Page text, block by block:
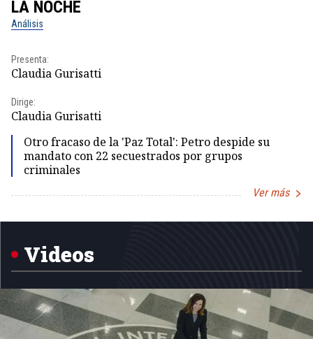
LA NOCHE
Análisis
Presenta:
Claudia Gurisatti
Dirige:
Claudia Gurisatti
Otro fracaso de la 'Paz Total': Petro despide su
mandato con 22 secuestrados por grupos
criminales
Ver más
Videos